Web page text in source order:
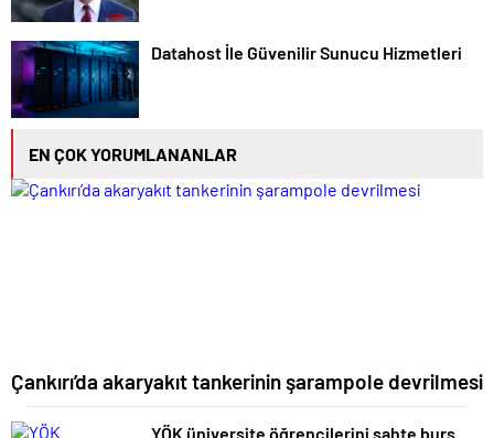
Datahost İle Güvenilir Sunucu Hizmetleri
EN ÇOK YORUMLANANLAR
Çankırı’da akaryakıt tankerinin şarampole devrilmesi
YÖK üniversite öğrencilerini sahte burs